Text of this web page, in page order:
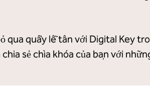
qua quầy lễ tân với Digital Key
sẻ chìa khóa của bạn với